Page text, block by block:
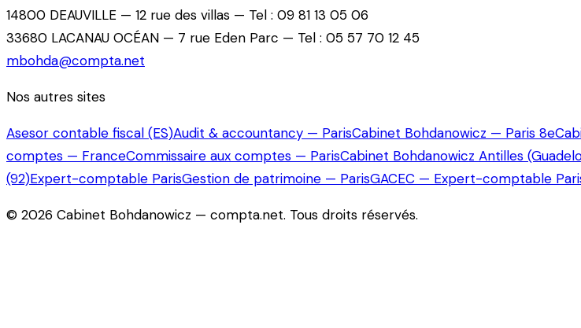
14800 DEAUVILLE — 12 rue des villas — Tel : 09 81 13 05 06
33680 LACANAU OCÉAN — 7 rue Eden Parc — Tel : 05 57 70 12 45
mbohda@compta.net
Nos autres sites
Asesor contable fiscal (ES)Audit & accountancy — ParisCabinet Bohdanowicz — Paris 8e
comptes — FranceCommissaire aux comptes — ParisCabinet Bohdanowicz Antilles
(92)Expert-comptable ParisGestion de patrimoine — ParisGACEC — Expert-comptable
© 2026 Cabinet Bohdanowicz — compta.net. Tous droits réservés.